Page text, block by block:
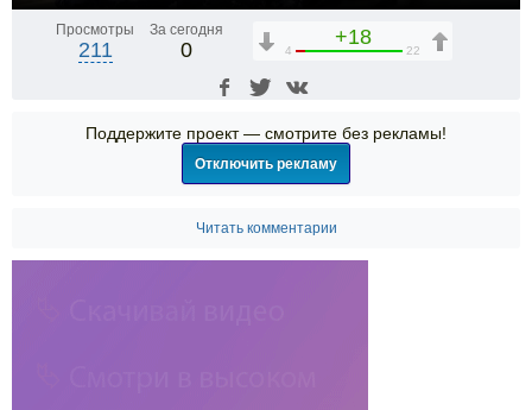
Просмотры
211
За сегодня
0
+18
4 22
Поддержите проект — смотрите без рекламы!
Отключить рекламу
Читать комментарии